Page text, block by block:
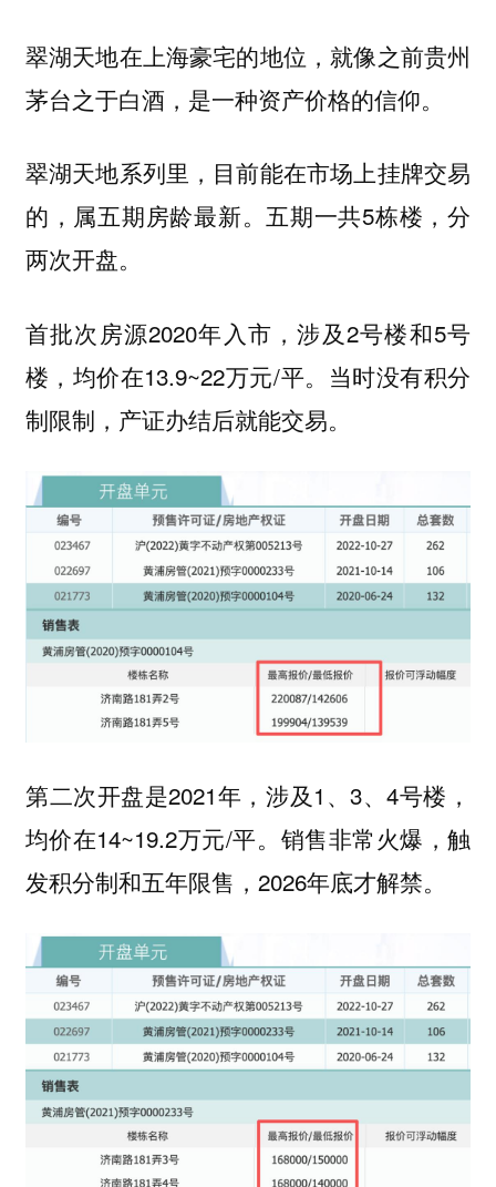
翠湖天地在上海豪宅的地位，就像之前贵州
茅台之于白酒，是一种资产价格的信仰。
翠湖天地系列里，目前能在市场上挂牌交易
的，属五期房龄最新。五期一共5栋楼，分
两次开盘。
首批次房源2020年入市，涉及2号楼和5号
楼，均价在13.9~22万元/平。当时没有积分
制限制，产证办结后就能交易。
第二次开盘是2021年，涉及1、3、4号楼，
均价在14~19.2万元/平。销售非常火爆，触
发积分制和五年限售，2026年底才解禁。